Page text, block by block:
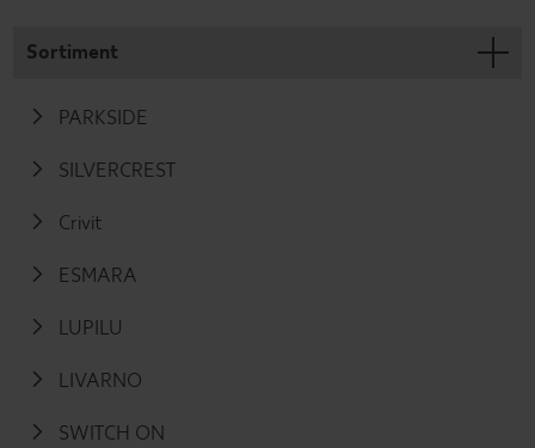
Sortiment
PARKSIDE
SILVERCREST
Crivit
ESMARA
LUPILU
LIVARNO
SWITCH ON